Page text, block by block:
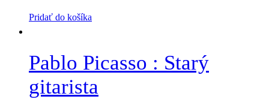
Pridať do košíka
Pablo Picasso : Starý
gitarista